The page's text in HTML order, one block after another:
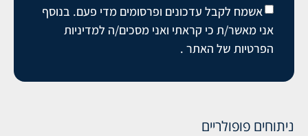
אשמח לקבל עדכונים ופרסומים מדי פעם. בנוסף
אני מאשר/ת כי קראתי ואני מסכים/ה למדיניות
הפרטיות של האתר .
ניתוחים פופולריים